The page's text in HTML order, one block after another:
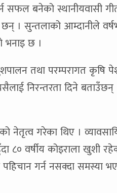
बनेको स्थानीयवासी
। सुन्तलाको आम्दानीले
छ ।
तथा परम्परागत कृषि
निरन्तरता दिने
नेतृत्व गरेका थिए ।
८० वर्षीय कोइराला खुशी
पहिचान गर्न नसक्दा समस्या